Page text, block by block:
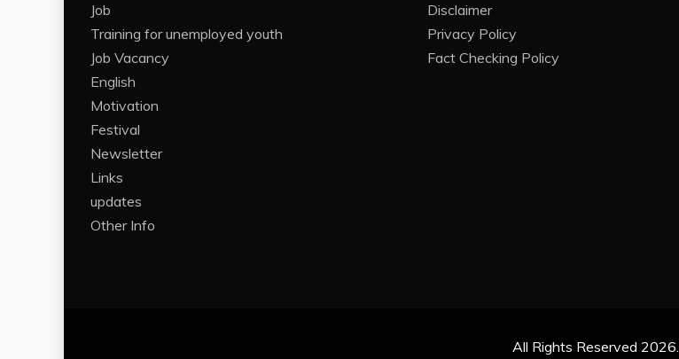
Job
Training for unemployed youth
Job Vacancy
English
Motivation
Festival
Newsletter
Links
updates
Other Info
Disclaimer
Privacy Policy
Fact Checking Policy
All Rights Reserved 2026.